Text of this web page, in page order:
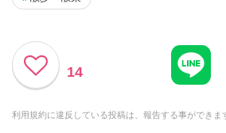
14
利用規約に違反している投稿は、報告する事ができま